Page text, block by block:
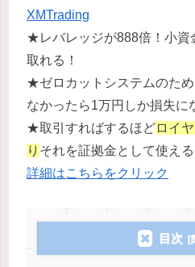
XMTrading
★レバレッジが888倍！小資
取れる！
★ゼロカットシステムのた
なかったら1万円しか損失に
★取引すればするほどロイ
り それを証拠金として使え
詳細はこちらをクリック
目次